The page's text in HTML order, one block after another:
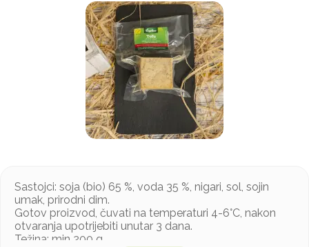
Sastojci: soja (bio) 65 %, voda 35 %, nigari, sol, sojin
umak, prirodni dim.
Gotov proizvod, čuvati na temperaturi 4-6°C, nakon
otvaranja upotrijebiti unutar 3 dana.
Težina: min 200 g